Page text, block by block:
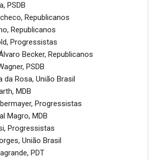
PSDB
Republicanos
Republicanos
Progressistas
Becker, Republicanos
PSDB
da Rosa, União Brasil
MDB
Progressistas
Magro, MDB
Progressistas
União Brasil
PDT